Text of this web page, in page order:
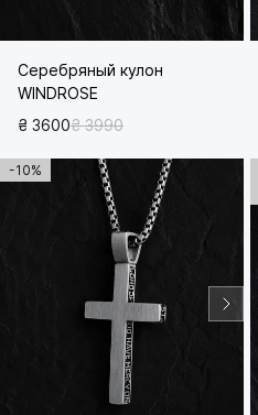
Серебряный кулон
WINDROSE
₴ 3600₴ 3990
-10%